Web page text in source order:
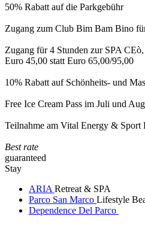
50% Rabatt auf die Parkgebühr
Zugang zum Club Bim Bam Bino
Zugang für 4 Stunden zur SPA
Euro 45,00 statt Euro 65,00/95,00
10% Rabatt auf Schönheits- und
Free Ice Cream Pass im Juli und
Teilnahme am Vital Energy & Sport
Best rate
guaranteed
Stay
ARIA Retreat & SPA
Parco San Marco Lifestyle
Dependence Del Parco